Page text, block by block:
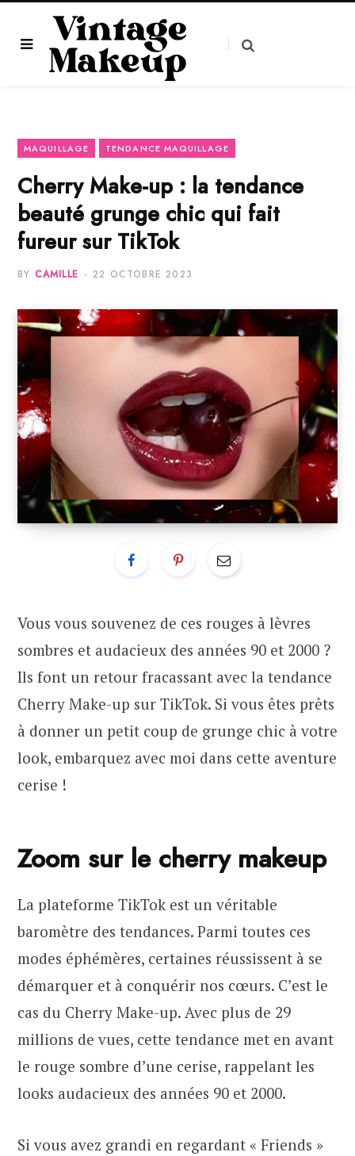
MAQUILLAGE TENDANCE MAQUILLAGE
Cherry Make-up : la tendance
beauté grunge chic qui fait
fureur sur TikTok
BY CAMILLE 22 OCTOBRE 2023
Vous vous souvenez de ces rouges à lèvres
sombres et audacieux des années 90 et 2000 ?
Ils font un retour fracassant avec la tendance
Cherry Make-up sur TikTok. Si vous êtes prêts
à donner un petit coup de grunge chic à votre
look, embarquez avec moi dans cette aventure
cerise !
Zoom sur le cherry makeup
La plateforme TikTok est un véritable
baromètre des tendances. Parmi toutes ces
modes éphémères, certaines réussissent à se
démarquer et à conquérir nos cœurs. C’est le
cas du Cherry Make-up. Avec plus de 29
millions de vues, cette tendance met en avant
le rouge sombre d’une cerise, rappelant les
looks audacieux des années 90 et 2000.
Si vous avez grandi en regardant « Friends »